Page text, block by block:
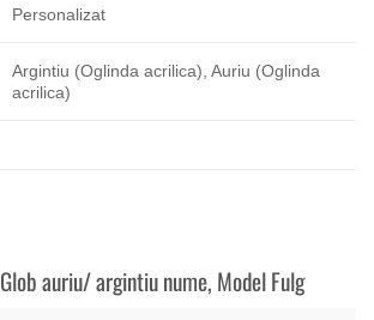
Personalizat
Argintiu (Oglinda acrilica), Auriu (Oglinda
acrilica)
Glob auriu/ argintiu nume, Model Fulg